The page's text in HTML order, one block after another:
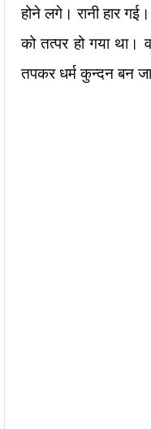
होने लगे। रानी हार गई।
को तत्पर हो गया था।
तपकर धर्म कुन्दन बन